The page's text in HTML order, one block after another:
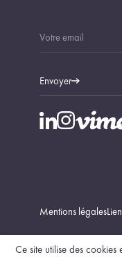
Envoyer
Mentions légales
Ce site utilise des